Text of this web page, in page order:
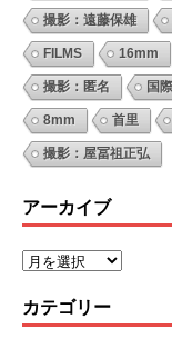
撮影：遠藤保雄
FILMS 16mm
撮影：匿名 国
8mm 首里
撮影：屋冨祖正弘
アーカイブ
カテゴリー